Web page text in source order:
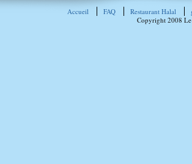
Accueil FAQ Restaurant Halal
Copyright 2008